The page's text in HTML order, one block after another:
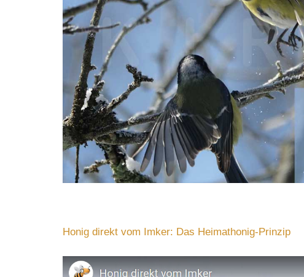
Honig direkt vom Imker: Das Heimathonig-Prinzip